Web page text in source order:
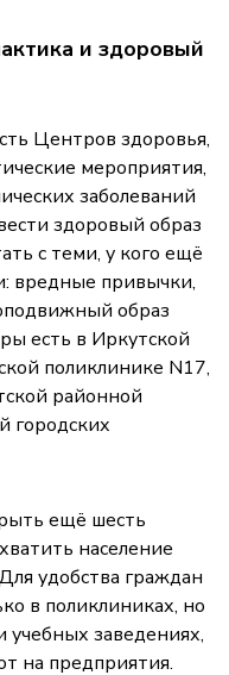
и здоровый
Центров здоровья,
мероприятия,
заболеваний
здоровый образ
с теми, у кого ещё
вредные привычки,
образ
есть в Иркутской
поликлинике N17,
районной
городских
ещё шесть
население
удобства граждан
в поликлиниках, но
учебных заведениях,
на предприятия.